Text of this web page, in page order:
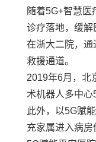
随着5G+智慧
诊疗落地，缓解
在浙大二院，
救援通道。
2019年6月，北
术机器人多中心
此外，以5G赋
充家属进入病房